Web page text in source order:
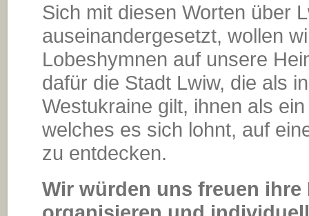
Sich mit diesen Worten über
auseinandergesetzt, wollen
Lobeshymnen auf unsere
dafür die Stadt Lwiw, die als
Westukraine gilt, ihnen als
welches es sich lohnt, auf
zu entdecken.
Wir würden uns freuen ihre